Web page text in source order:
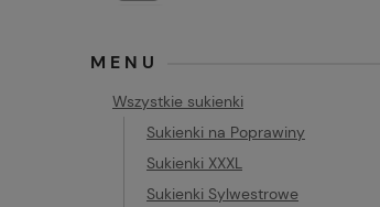
MENU
Wszystkie sukienki
Sukienki na Poprawiny
Sukienki XXXL
Sukienki Sylwestrowe